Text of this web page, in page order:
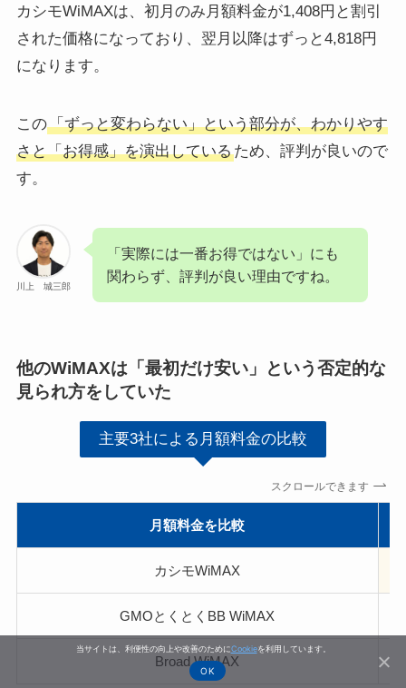
カシモWiMAXは、初月のみ月額料金が1,408円と割引
された価格になっており、翌月以降はずっと4,818円
になります。
この「ずっと変わらない」という部分が、わかりやす
さと「お得感」を演出しているため、評判が良いので
す。
川上 城三郎
「実際には一番お得ではない」にも
関わらず、評判が良い理由ですね。
他のWiMAXは「最初だけ安い」という否定的な
見られ方をしていた
主要3社による月額料金の比較
スクロールできます
月額料金を比較
カシモWiMAX
GMOとくとくBB WiMAX
Broad WiMAX
当サイトは、利便性の向上や改善のためにCookieを利用しています。
OK